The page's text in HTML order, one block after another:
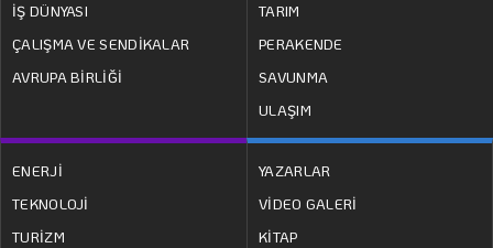
İŞ DÜNYASI
ÇALIŞMA VE SENDİKALAR
AVRUPA BİRLİĞİ
TARIM
PERAKENDE
SAVUNMA
ULAŞIM
ENERJİ
TEKNOLOJİ
TURİZM
YAZARLAR
VİDEO GALERİ
KİTAP